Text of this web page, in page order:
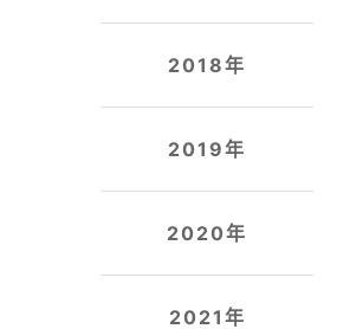
2018年
2019年
2020年
2021年